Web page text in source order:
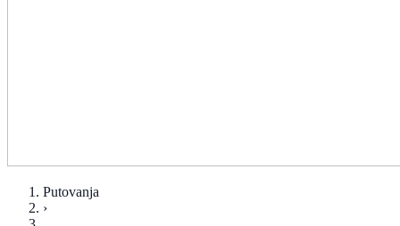
Putovanja
›